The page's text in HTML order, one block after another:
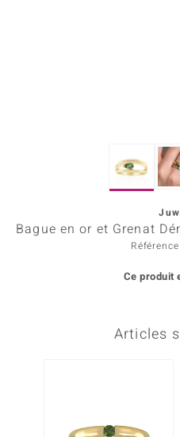
Bague en or et Grenat
Ce produit
Articles